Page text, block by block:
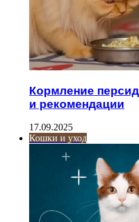
Кормление
и рекомендации
17.09.2025
Кошки и уход